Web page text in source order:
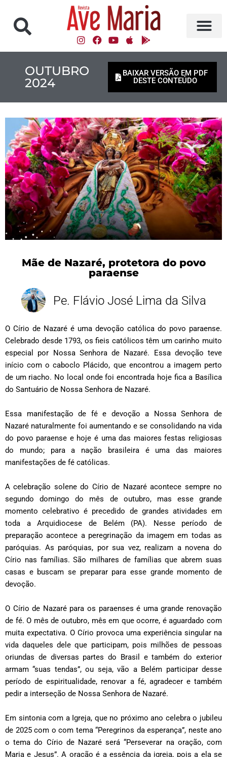
OUTUBRO
2024
BAIXAR VERSÃO EM PDF
DESTE CONTEÚDO
Mãe de Nazaré, protetora do povo
paraense
Pe. Flávio José Lima da Silva
O Círio de Nazaré é uma devoção católica do povo paraense.
Celebrado desde 1793, os fieis católicos têm um carinho muito
especial por Nossa Senhora de Nazaré. Essa devoção teve
início com o caboclo Plácido, que encontrou a imagem perto
de um riacho. No local onde foi encontrada hoje fica a Basílica
do Santuário de Nossa Senhora de Nazaré.
Essa manifestação de fé e devoção a Nossa Senhora de
Nazaré naturalmente foi aumentando e se consolidando na vida
do povo paraense e hoje é uma das maiores festas religiosas
do mundo; para a nação brasileira é uma das maiores
manifestações de fé católicas.
A celebração solene do Círio de Nazaré acontece sempre no
segundo domingo do mês de outubro, mas esse grande
momento celebrativo é precedido de grandes atividades em
toda a Arquidiocese de Belém (PA). Nesse período de
preparação acontece a peregrinação da imagem em todas as
paróquias. As paróquias, por sua vez, realizam a novena do
Círio nas famílias. São milhares de famílias que abrem suas
casas e buscam se preparar para esse grande momento de
devoção.
O Círio de Nazaré para os paraenses é uma grande renovação
de fé. O mês de outubro, mês em que ocorre, é aguardado com
muita expectativa. O Círio provoca uma experiência singular na
vida daqueles dele que participam, pois milhões de pessoas
oriundas de diversas partes do Brasil e também do exterior
armam “suas tendas”, ou seja, vão a Belém participar desse
período de espiritualidade, renovar a fé, agradecer e também
pedir a interseção de Nossa Senhora de Nazaré.
Em sintonia com a Igreja, que no próximo ano celebra o jubileu
de 2025 com o com tema “Peregrinos da esperança”, neste ano
o tema do Círio de Nazaré será “Perseverar na oração, com
Maria e Jesus”. A oração é a essência da igreja, pois a ela se